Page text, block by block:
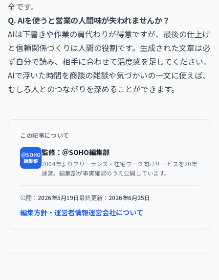
全です。
Q. AIを使うと営業の人間味が失われませんか？
AIは下書きや作業の肩代わりが得意ですが、最後の仕上げ
と信頼関係づくりは人間の役割です。生成された文章は必
ず自分で読み、相手に合わせて温度感を足してください。
AIで浮いた時間を商談の雑談や気づかいの一文に使えば、
むしろ人とのつながりを深めることができます。
この記事について
＠SOHO
編集部
監修：＠SOHO編集部
2004年よりフリーランス・在宅ワーク向けサービスを20年
運営。編集部が事実確認のうえ公開しています。
公開： 2026年5月19日最終更新： 2026年6月25日
編集方針・運営者情報運営会社について